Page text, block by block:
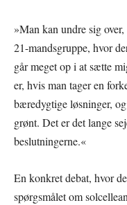
»Man kan undre sig
21-mandsgruppe, hvor
går meget op i at sætte
er, hvis man tager en
bæredygtige løsninger,
grønt. Det er det lange
beslutningerne.«
En konkret debat, hvor
spørgsmålet om